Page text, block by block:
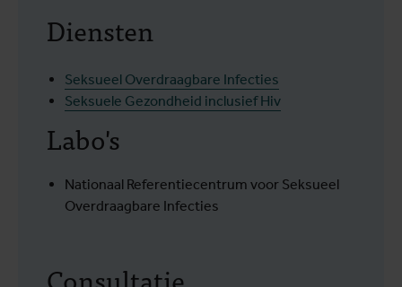
Diensten
Seksueel Overdraagbare Infecties
Seksuele Gezondheid inclusief Hiv
Labo's
Nationaal Referentiecentrum voor Seksueel
Overdraagbare Infecties